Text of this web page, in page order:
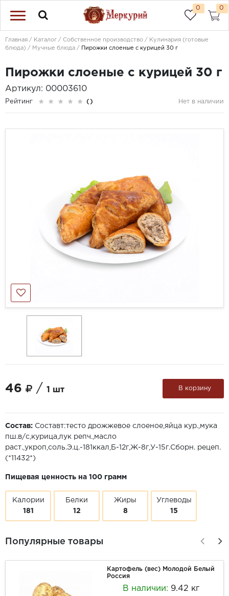
0 0
Главная Каталог Собственное производство
Кулинария (готовые
блюда)
Мучные блюда Пирожки слоеные с курицей 30 г
Пирожки слоеные с курицей 30 г
Артикул: 00003610
Рейтинг () Нет в наличии
46 / 1 шт В корзину
Состав: Составт:тесто дрожжевое слоеное,яйца кур.,мука
пш.в/с,курица,лук репч.,масло
раст.,укроп,соль.Э.ц.-181ккал,Б-12г,Ж-8г,У-15г.Сборн. рецеп.
(*11432*)
Пищевая ценность на 100 грамм
Калории
181
Белки
12
Жиры
8
Углеводы
15
Популярные товары
Картофель (вес) Молодой Белый
Россия
В наличии: 9.42 кг